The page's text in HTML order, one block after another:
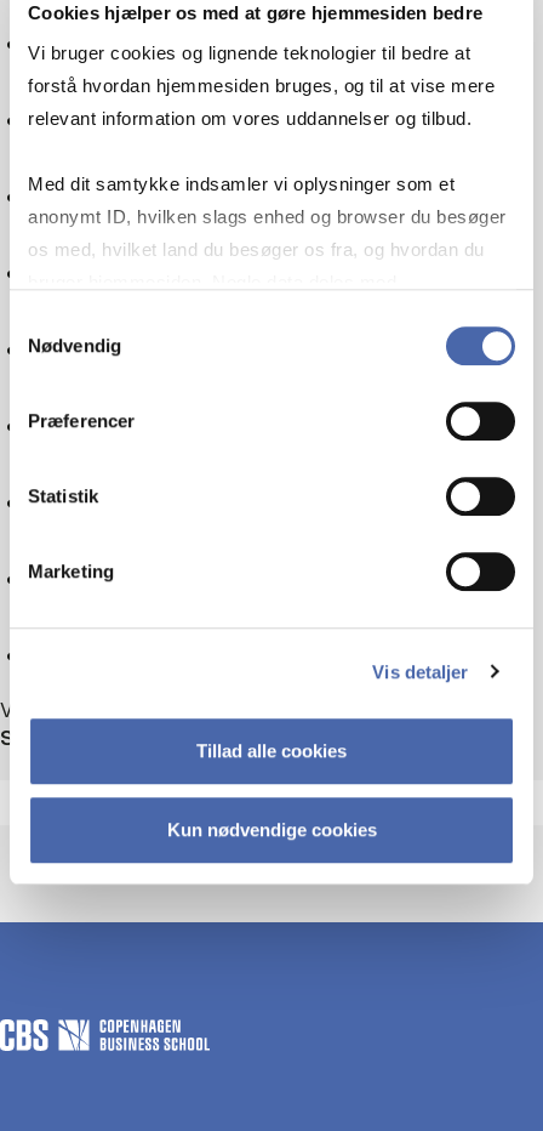
Cookies hjælper os med at gøre hjemmesiden bedre
Vi bruger cookies og lignende teknologier til bedre at
forstå hvordan hjemmesiden bruges, og til at vise mere
relevant information om vores uddannelser og tilbud.
Med dit samtykke indsamler vi oplysninger som et
anonymt ID, hvilken slags enhed og browser du besøger
os med, hvilket land du besøger os fra, og hvordan du
markedsføring. Du bestemmer selv - og kan altid trække
Nødvendig
Præferencer
Statistik
Marketing
Vis detaljer
Tillad alle cookies
Kun nødvendige cookies
Offentlig sektor
Organisation
Politik
Skatteret
Sociologi
Teknologi
Viser 38 ud af 38 arrangementer
Sortér efter